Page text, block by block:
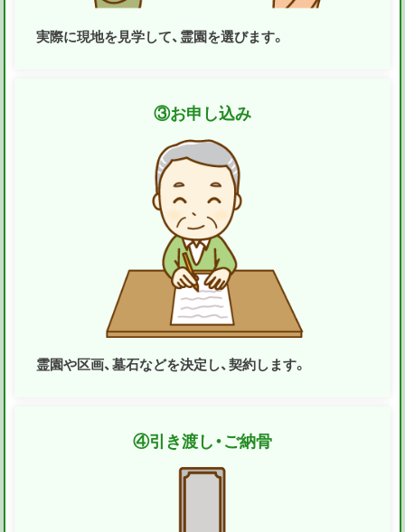
実際に現地を見学して、霊園を選びます。
③お申し込み
霊園や区画、墓石などを決定し、契約します。
④引き渡し・ご納骨